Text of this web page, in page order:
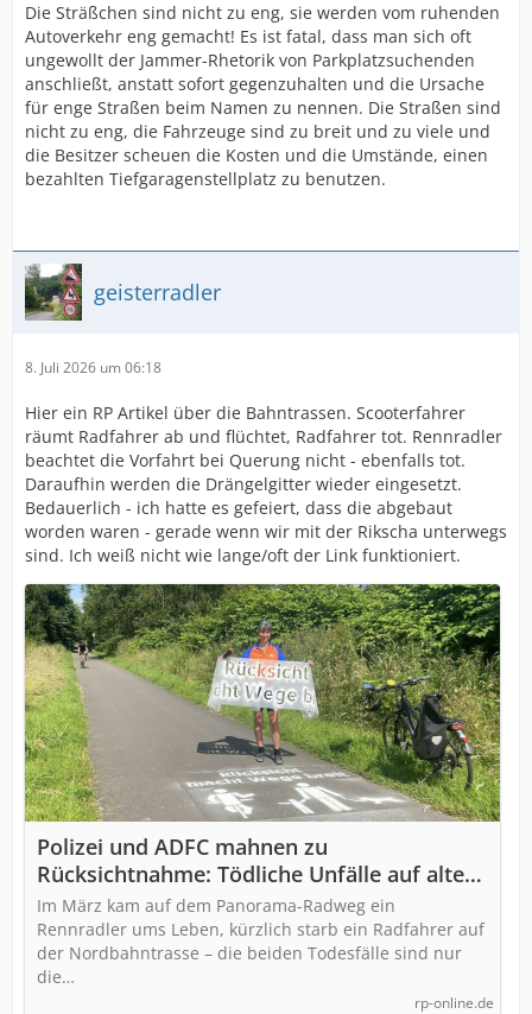
Die Sträßchen sind nicht zu eng, sie werden vom ruhenden
Autoverkehr eng gemacht! Es ist fatal, dass man sich oft
ungewollt der Jammer-Rhetorik von Parkplatzsuchenden
anschließt, anstatt sofort gegenzuhalten und die Ursache
für enge Straßen beim Namen zu nennen. Die Straßen sind
nicht zu eng, die Fahrzeuge sind zu breit und zu viele und
die Besitzer scheuen die Kosten und die Umstände, einen
bezahlten Tiefgaragenstellplatz zu benutzen.
geisterradler
8. Juli 2026 um 06:18
Hier ein RP Artikel über die Bahntrassen. Scooterfahrer
räumt Radfahrer ab und flüchtet, Radfahrer tot. Rennradler
beachtet die Vorfahrt bei Querung nicht - ebenfalls tot.
Daraufhin werden die Drängelgitter wieder eingesetzt.
Bedauerlich - ich hatte es gefeiert, dass die abgebaut
worden waren - gerade wenn wir mit der Rikscha unterwegs
sind. Ich weiß nicht wie lange/oft der Link funktioniert.
Polizei und ADFC mahnen zu
Rücksichtnahme: Tödliche Unfälle auf alten
Bahntrassen
Im März kam auf dem Panorama-Radweg ein
Rennradler ums Leben, kürzlich starb ein Radfahrer auf
der Nordbahntrasse – die beiden Todesfälle sind nur
die…
rp-online.de